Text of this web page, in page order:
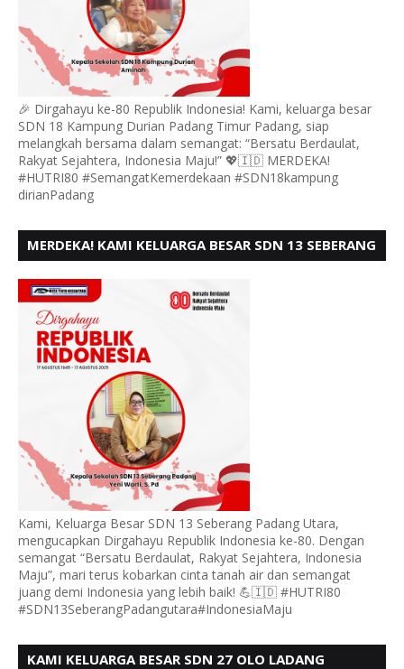
🎉 Dirgahayu ke-80 Republik Indonesia! Kami, keluarga besar
SDN 18 Kampung Durian Padang Timur Padang, siap
melangkah bersama dalam semangat: “Bersatu Berdaulat,
Rakyat Sejahtera, Indonesia Maju!” 💖🇮🇩 MERDEKA!
#HUTRI80 #SemangatKemerdekaan #SDN18kampung
dirianPadang
MERDEKA! KAMI KELUARGA BESAR SDN 13 SEBERANG
Kami, Keluarga Besar SDN 13 Seberang Padang Utara,
mengucapkan Dirgahayu Republik Indonesia ke-80. Dengan
semangat “Bersatu Berdaulat, Rakyat Sejahtera, Indonesia
Maju”, mari terus kobarkan cinta tanah air dan semangat
juang demi Indonesia yang lebih baik! 💪🇮🇩 #HUTRI80
#SDN13SeberangPadangutara#IndonesiaMaju
KAMI KELUARGA BESAR SDN 27 OLO LADANG